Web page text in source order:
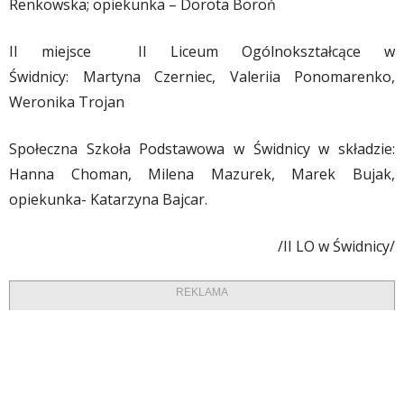
Renkowska; opiekunka – Dorota Boroń
II miejsce II Liceum Ogólnokształcące w
Świdnicy: Martyna Czerniec, Valeriia Ponomarenko,
Weronika Trojan
Społeczna Szkoła Podstawowa w Świdnicy w składzie:
Hanna Choman, Milena Mazurek, Marek Bujak,
opiekunka- Katarzyna Bajcar.
/II LO w Świdnicy/
REKLAMA